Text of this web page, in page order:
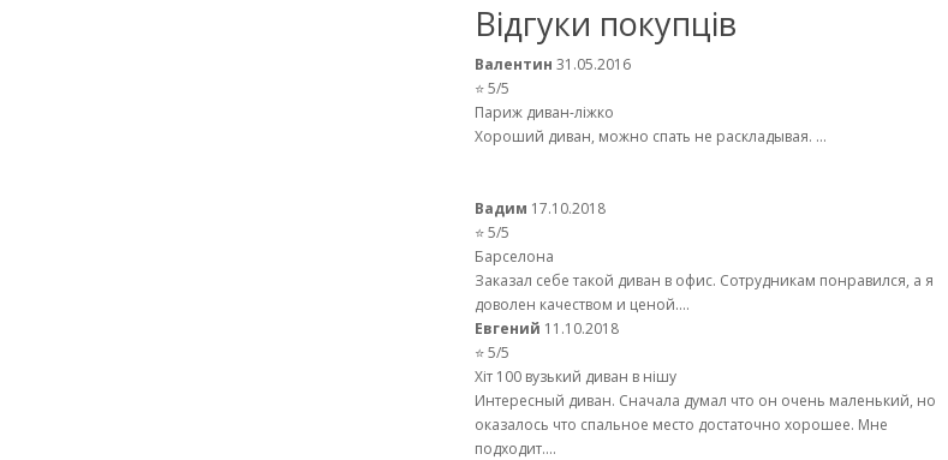
Відгуки покупців
Валентин 31.05.2016
⭐ 5/5
Париж диван-ліжко
Хороший диван, можно спать не раскладывая. ...
Вадим 17.10.2018
⭐ 5/5
Барселона
Заказал себе такой диван в офис. Сотрудникам понравился, а я
доволен качеством и ценой....
Евгений 11.10.2018
⭐ 5/5
Хіт 100 вузький диван в нішу
Интересный диван. Сначала думал что он очень маленький, но
оказалось что спальное место достаточно хорошее. Мне
подходит....